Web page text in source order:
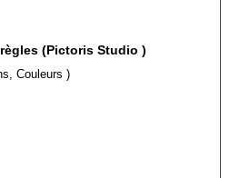
(Pictoris Studio )
( Dessins, Couleurs )